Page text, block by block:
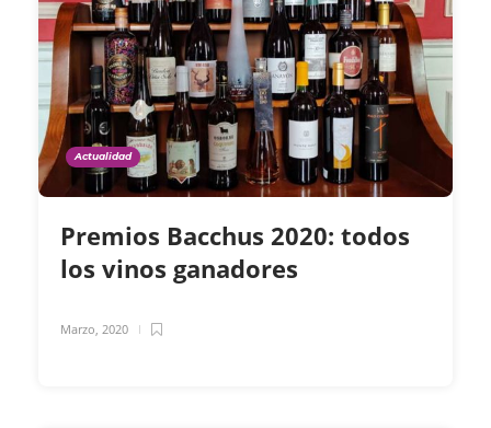
Actualidad
Premios Bacchus 2020: todos
los vinos ganadores
Marzo, 2020